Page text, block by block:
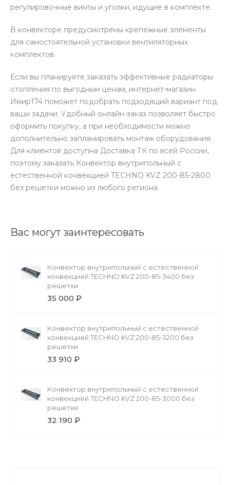
регулировочные винты и уголки, идущие в комплекте.
В конвекторе предусмотрены крепежные элементы
для самостоятельной установки вентиляторных
комплектов.
Если вы планируете заказать эффективные радиаторы
отопления по выгодным ценам, интернет-магазин
Имир174 поможет подобрать подходящий вариант под
ваши задачи. Удобный онлайн-заказ позволяет быстро
оформить покупку, а при необходимости можно
дополнительно запланировать монтаж оборудования.
Для клиентов доступна Доставка ТК по всей России,
поэтому заказать Конвектор внутрипольный с
естественной конвекцией TECHNO KVZ 200-85-2800
без решетки можно из любого региона.
Вас могут заинтересовать
Конвектор внутрипольный с естественной
конвекцией TECHNO KVZ 200-85-3400 без
решетки
35 000 ₽
Конвектор внутрипольный с естественной
конвекцией TECHNO KVZ 200-85-3200 без
решетки
33 910 ₽
Конвектор внутрипольный с естественной
конвекцией TECHNO KVZ 200-85-3000 без
решетки
32 190 ₽